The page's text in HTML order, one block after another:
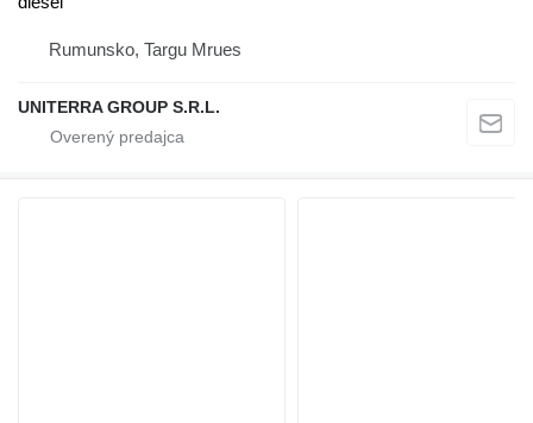
Rumunsko, Targu Mrues
UNITERRA GROUP S.R.L.